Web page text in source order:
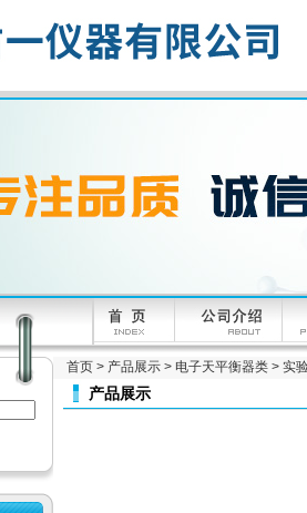
首页 > 产品展示 > 电子天平衡器类 > 实
产品展示